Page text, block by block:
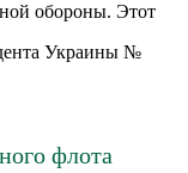
обороны. Этот
Украины №
флота